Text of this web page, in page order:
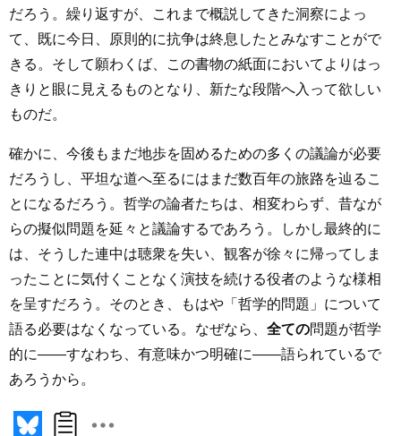
だろう。繰り返すが、これまで概説してきた洞察によっ
て、既に今日、原則的に抗争は終息したとみなすことがで
きる。そして願わくば、この書物の紙面においてよりはっ
きりと眼に見えるものとなり、新たな段階へ入って欲しい
ものだ。
確かに、今後もまだ地歩を固めるための多くの議論が必要
だろうし、平坦な道へ至るにはまだ数百年の旅路を辿るこ
とになるだろう。哲学の論者たちは、相変わらず、昔なが
らの擬似問題を延々と議論するであろう。しかし最終的に
は、そうした連中は聴衆を失い、観客が徐々に帰ってしま
ったことに気付くことなく演技を続ける役者のような様相
を呈すだろう。そのとき、もはや「哲学的問題」について
語る必要はなくなっている。なぜなら、 全ての問題が哲学
的に――すなわち、有意味かつ明確に――語られているで
あろうから。